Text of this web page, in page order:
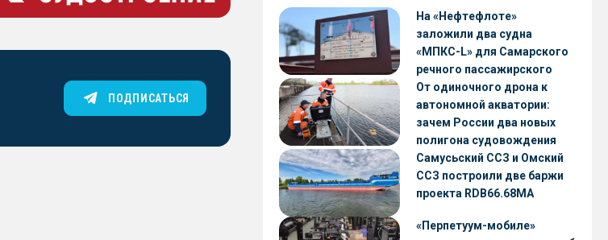
ПОДПИСАТЬСЯ
На «Нефтефлоте»
заложили два судна
«МПКС-L» для Самарского
речного пассажирского
предприятия
От одиночного дрона к
автономной акватории:
зачем России два новых
полигона судовождения
Самусьский ССЗ и Омский
ССЗ построили две баржи
проекта RDB66.68МА
«Перпетуум-мобиле»